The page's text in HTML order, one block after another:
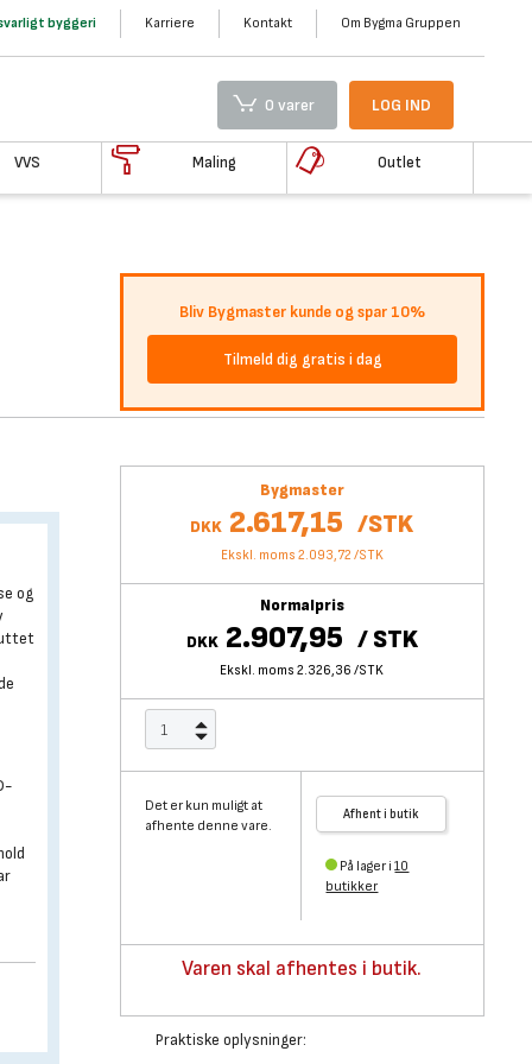
byggeri Karriere Kontakt Om Bygma Gruppen
0 varer LOG IND
VVS Maling Outlet
Bliv Bygmaster kunde og spar 10%
Tilmeld dig gratis i dag
Bygmaster
DKK 2.617,15 /STK
Ekskl. moms 2.093,72 /STK
Normalpris
DKK 2.907,95 /STK
Ekskl. moms 2.326,36 /STK
Det er kun muligt at
afhente denne vare.
Afhent i butik
På lager i10
butikker
Varen skal afhentes i butik.
Praktiske oplysninger:
og